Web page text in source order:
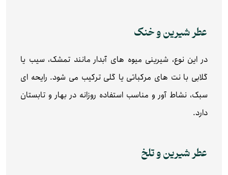
عطر شیرین و خنک
در این نوع، شیرینی میوه‌ های آبدار مانند تمشک، سیب یا
گلابی با نت‌ های مرکباتی یا گلی ترکیب می‌ شود. رایحه‌ ای
سبک، نشاط‌ آور و مناسب استفاده روزانه در بهار و تابستان
دارد.
عطر شیرین و تلخ